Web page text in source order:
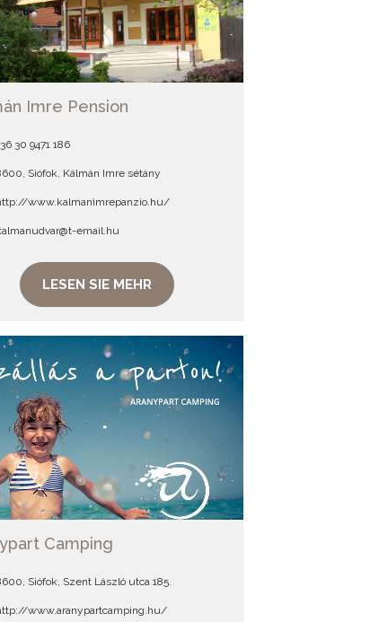
Imre Pension
30 9471 186
Siófok, Kálmán Imre sétány
www.kalmanimrepanzio.hu/
email.hu
LESEN SIE MEHR
Camping
Siófok, Szent László utca 185.
www.aranypartcamping.hu/